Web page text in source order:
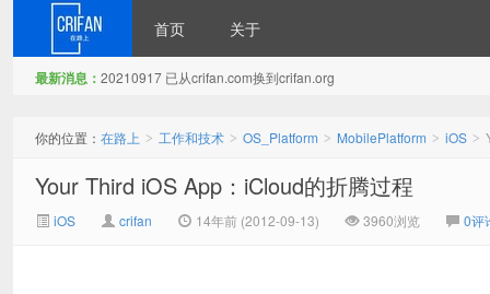
首页 关于
最新消息： 20210917 已从crifan.com换到crifan.org
你的位置： 在路上 > 工作和技术 > OS_Platform > MobilePlatform > iOS >
Your Third iOS App：iCloud的折腾过程
iOS crifan 14年前 (2012-09-13) 3960浏览 0评